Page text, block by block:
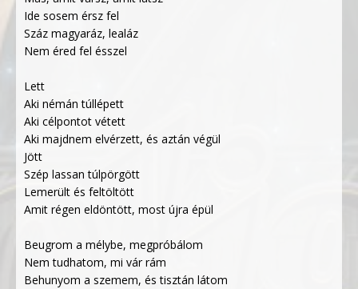
Ide sosem érsz fel
Száz magyaráz, lealáz
Nem éred fel ésszel
Lett
Aki némán túllépett
Aki célpontot vétett
Aki majdnem elvérzett, és aztán végül
Jött
Szép lassan túlpörgött
Lemerült és feltöltött
Amit régen eldöntött, most újra épül
Beugrom a mélybe, megpróbálom
Nem tudhatom, mi vár rám
Behunyom a szemem, és tisztán látom